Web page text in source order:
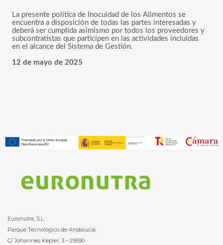
La presente política de Inocuidad de los Alimentos se
encuentra a disposición de todas las partes interesadas y
deberá ser cumplida asimismo por todos los proveedores y
subcontratistas que participen en las actividades incluidas
en el alcance del Sistema de Gestión.
12 de mayo de 2025
Euronutra, S.L.
Parque Tecnológico de Andalucía.
C/ Johannes Kepler, 3 – 29590